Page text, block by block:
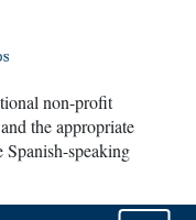
non-profit
the appropriate
Spanish-speaking